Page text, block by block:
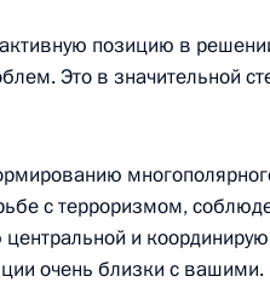
Африканского
позицию в
Это в значительной
с терроризмом,
и
очень близки с вашими.